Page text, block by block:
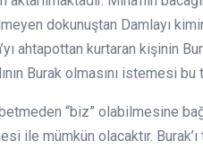
dokunuştan Damlayı
ahtapottan kurtaran kişinin
Burak olmasını istemesi
“biz” olabilmesine
ile mümkün olacaktır.